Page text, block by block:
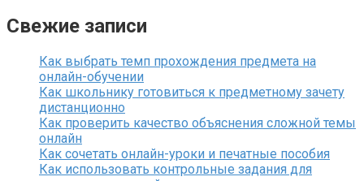
Свежие записи
Как выбрать темп прохождения предмета на
онлайн-обучении
Как школьнику готовиться к предметному зачету
дистанционно
Как проверить качество объяснения сложной темы
онлайн
Как сочетать онлайн-уроки и печатные пособия
Как использовать контрольные задания для